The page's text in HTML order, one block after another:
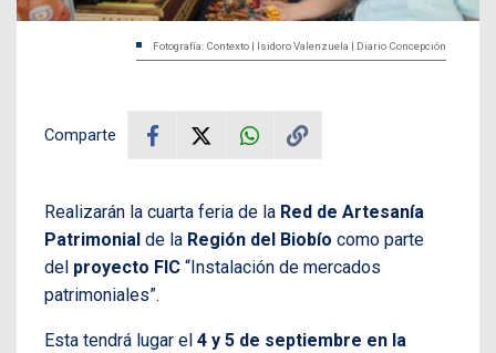
Fotografía: Contexto | Isidoro Valenzuela | Diario Concepción
Comparte
Realizarán la cuarta feria de la Red de Artesanía
Patrimonial de la Región del Biobío como parte
del proyecto FIC “Instalación de mercados
patrimoniales”.
Esta tendrá lugar el 4 y 5 de septiembre en la